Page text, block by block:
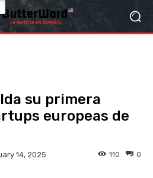
su primera
europeas de
14, 2025 0
110